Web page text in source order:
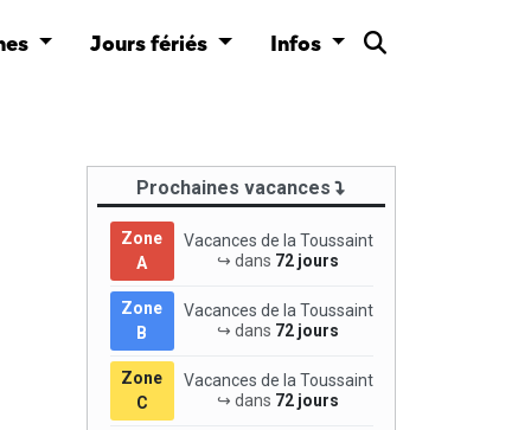
Jours fériés Infos
Prochaines vacances
Zone
A
Vacances de la Toussaint
↪ dans 72 jours
Zone
B
Vacances de la Toussaint
↪ dans 72 jours
Zone
C
Vacances de la Toussaint
↪ dans 72 jours